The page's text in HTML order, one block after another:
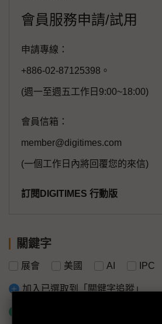
會員服務申請/試用
申請專線：
+886-02-87125398。
(週一至週五工作日9:00~18:00)
會員信箱：
member@digitimes.com
(一個工作日內將回覆您的來信)
訂閱DIGITIMES 行動版
關鍵字
展會 美國 AI IPC
加入已選取到「關鍵字追蹤」